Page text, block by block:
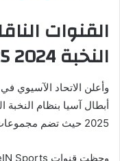
القنوات
النخبة 2024 2025
وأعلن الاتحاد الآسيوي
2025 حيث تضم مجموعات البطولة مجموعتين شرقية وغربية.